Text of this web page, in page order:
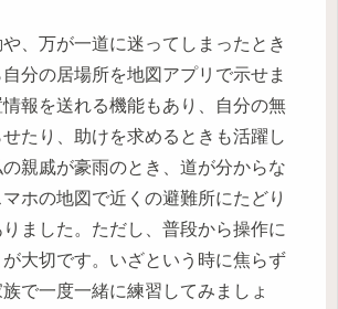
、万が一道に迷ってしまったとき
分の居場所を地図アプリで示せま
報を送れる機能もあり、自分の無
たり、助けを求めるときも活躍し
親戚が豪雨のとき、道が分からな
ホの地図で近くの避難所にたどり
ました。ただし、普段から操作に
大切です。いざという時に焦らず
で一度一緒に練習してみましょ